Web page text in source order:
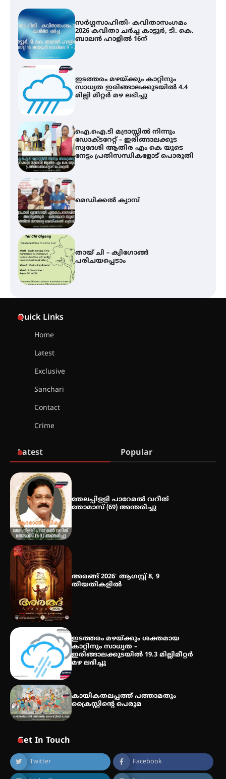
സർഗ്ഗസാഹിതി- കവിതാസംഗമം
2026 കവിതാ ചർച്ച കാട്ടൂർ, ടി. കെ.
ബാലൻ ഹാളിൽ 16ന്
ഇടത്തരം മഴയ്ക്കും കാറ്റിനും
സാധ്യത ഇരിങ്ങാലക്കുടയിൽ 4.4
മില്ലി മീറ്റർ മഴ ലഭിച്ചു
ഐ.ഐ.ടി മദ്രാസ്സിൽ നിന്നും
ഡോക്ടറേറ്റ് – ഇരിങ്ങാലക്കുട
സ്വദേശി ആതിര എം കെ യുടെ
നേട്ടം പ്രതിസന്ധികളോട് പൊരുതി
മെഡിക്കൽ ക്യാമ്പ്
തായ് ചി – ക്വിഗോങ്ങ്
പരിചയപ്പെടാം
നേട്ടം പ്രതിസന്ധികളോട് പൊരുതി
Quick Links
Home
Latest
Exclusive
Sanchari
Contact
Crime
Latest Popular
തേലപ്പിളളി പാറേമൽ വറീത്
തോമാസ് (69) അന്തരിച്ചു
അരങ്ങ് 2026′ ആഗസ്റ്റ് 8, 9
തീയതികളിൽ
ഇടത്തരം മഴയ്ക്കും ശക്തമായ
കാറ്റിനും സാധ്യത –
ഇരിങ്ങാലക്കുടയിൽ 19.3 മില്ലിമീറ്റർ
മഴ ലഭിച്ചു
കായികതലപ്പത്ത് പത്താമതും
ക്രൈസ്റ്റിന്റെ പെരുമ
Get In Touch
Twitter Facebook